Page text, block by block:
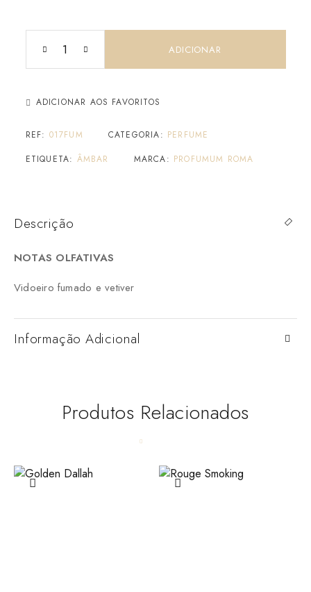
ADICIONAR
ADICIONAR AOS FAVORITOS
REF: 017FUM CATEGORIA: PERFUME
ETIQUETA: ÂMBAR MARCA: PROFUMUM ROMA
Descrição
NOTAS OLFATIVAS
Vidoeiro fumado e vetiver
Informação Adicional
Produtos Relacionados